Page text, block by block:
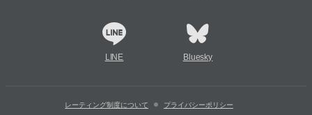
LINE Bluesky
レーティング制度について プライバシーポリシー